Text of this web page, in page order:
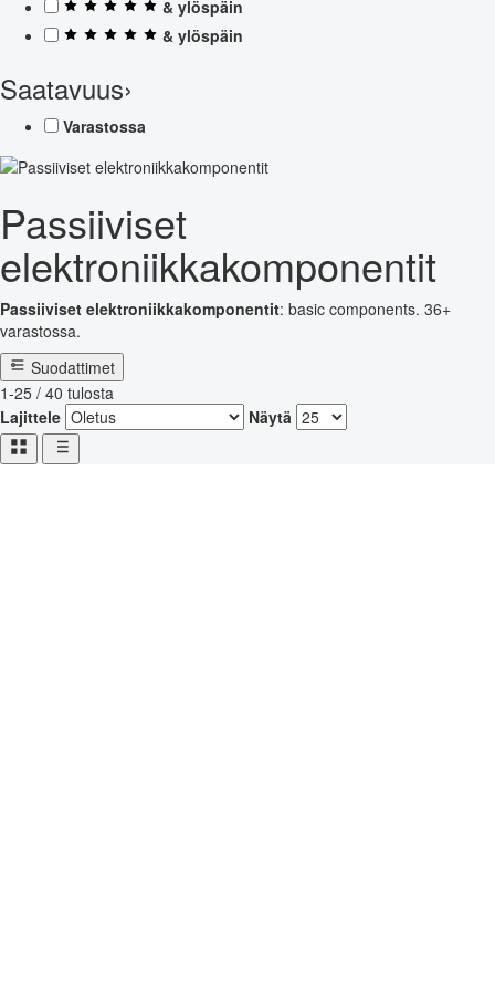
& ylöspäin
& ylöspäin
Saatavuus›
Varastossa
Passiiviset
elektroniikkakomponentit
Passiiviset elektroniikkakomponentit: basic components. 36+
varastossa.
Suodattimet
1-25 / 40 tulosta
Lajittele
Näytä